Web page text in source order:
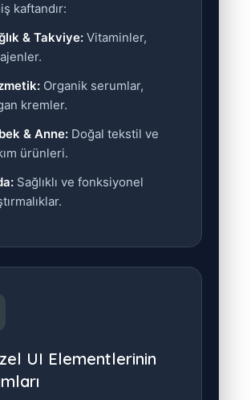
kaftandır:
& Takviye: Vitaminler,
Organik serumlar,
kremler.
& Anne: Doğal tekstil ve
ürünleri.
Sağlıklı ve fonksiyonel
UI Elementlerinin